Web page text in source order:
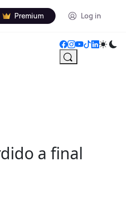
Premium Log in
a final